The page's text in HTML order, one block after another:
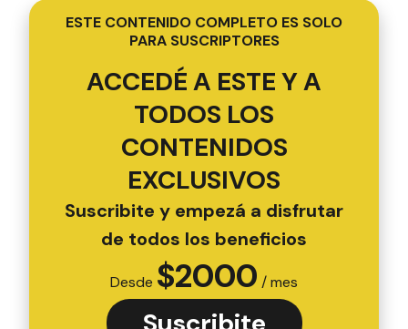
ESTE CONTENIDO COMPLETO ES SOLO
PARA SUSCRIPTORES
ACCEDÉ A ESTE Y A
TODOS LOS
CONTENIDOS
EXCLUSIVOS
Suscribite y empezá a disfrutar
de todos los beneficios
Desde $2000 / mes